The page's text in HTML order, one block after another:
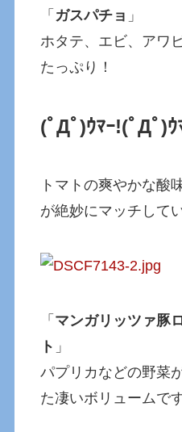
「 ガスパチョ 」
ホタテ、エビ、アワ
たっぷり！
(ﾟДﾟ)ｳﾏｰ!(ﾟДﾟ)ｳ
トマトの爽やかな酸
が絶妙にマッチして
「 マンガリッツァ豚
ト 」
パプリカなどの野菜
た凄いボリュームで